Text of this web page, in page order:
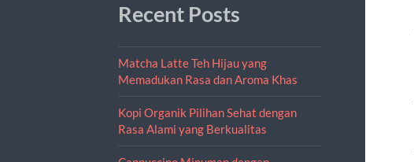
Recent Posts
Matcha Latte Teh Hijau yang
Memadukan Rasa dan Aroma Khas
Kopi Organik Pilihan Sehat dengan
Rasa Alami yang Berkualitas